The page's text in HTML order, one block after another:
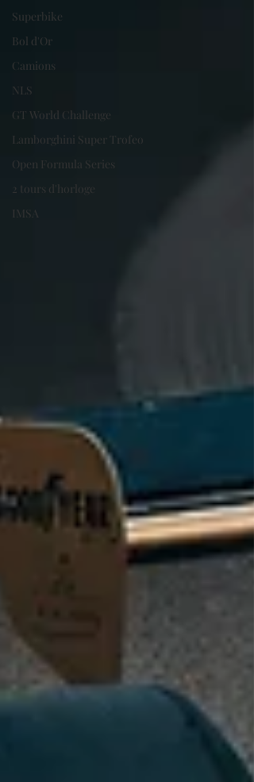
Superbike
Bol d'Or
Camions
NLS
GT World Challenge
Lamborghini Super Trofeo
Open Formula Series
2 tours d'horloge
IMSA